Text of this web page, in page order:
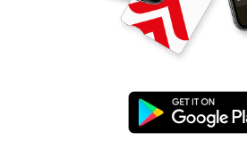
UniCredit